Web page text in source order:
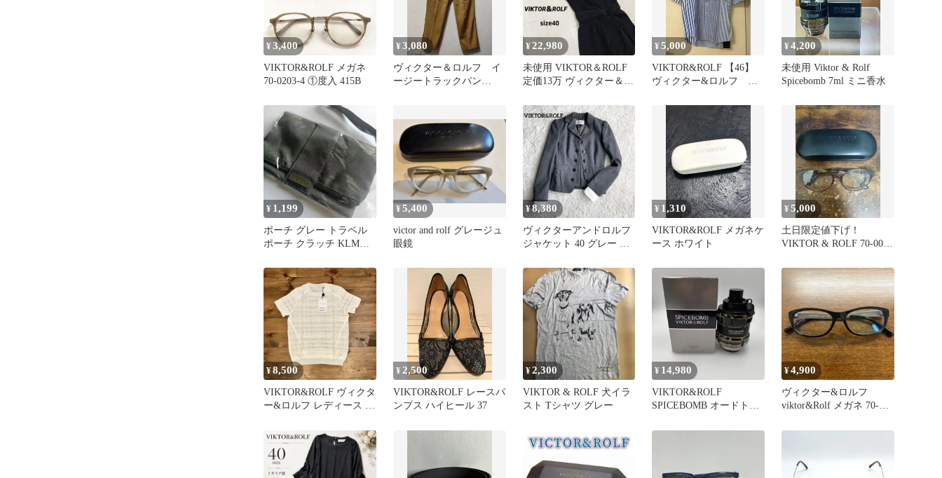
¥3,400
VIKTOR&ROLF メガネ
70-0203-4 ①度入 415B
¥3,080
ヴィクター＆ロルフ イ
ージートラックパン
¥22,980
未使用 VIKTOR＆ROLF
定価13万 ヴィクター＆ロ
¥5,000
VIKTOR&ROLF 【46】
ヴィクター&ロルフ 未
¥4,200
未使用 Viktor & Rolf
Spicebomb 7ml ミニ香水
¥ 1,199
ポーチ グレー トラベル
ポーチ クラッチ KLMオ
未使用
¥5,400
victor and rolf グレージュ
眼鏡
¥8,380
ヴィクターアンドロルフ
ジャケット 40 グレー イ
いい
¥ 1,310
VIKTOR&ROLF メガネケ
ース ホワイト
¥5,000
土日限定値下げ！
VIKTOR & ROLF 70-0089
¥8,500
VIKTOR&ROLF ヴィクタ
ー&ロルフ レディース レ
¥2,500
VIKTOR&ROLF レースパ
ンプス ハイヒール 37
¥2,300
VIKTOR & ROLF 犬イラ
スト Tシャツ グレー
¥ 14,980
VIKTOR&ROLF
SPICEBOMB オードトワ
¥4,900
ヴィクター&ロルフ
viktor&Rolf メガネ 70-